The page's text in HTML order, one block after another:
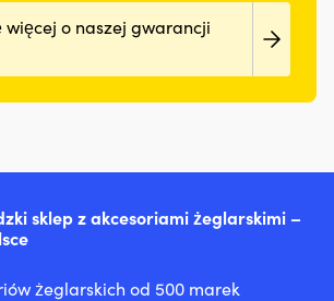
więcej o naszej gwarancji
sklep z akcesoriami żeglarskimi –
żeglarskich od 500 marek